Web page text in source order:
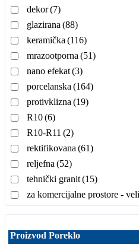
dekor(7)
glazirana (88)
keramička (116)
mrazootporna (51)
nano efekat(3)
porcelanska (164)
protivklizna (19)
R10(6)
R10-R11 (2)
rektifikovana (61)
reljefna (52)
tehnički granit(15)
za komercijalne prostore -
Proizvod Poreklo